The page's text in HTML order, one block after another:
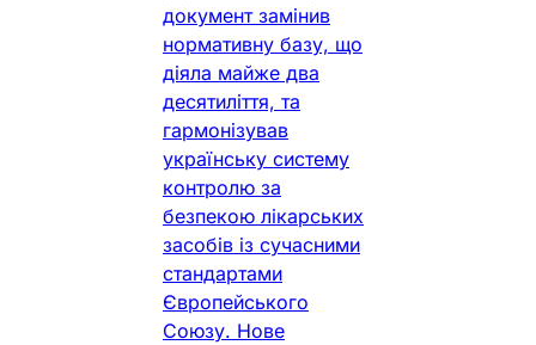
документ замінив
нормативну базу, що
діяла майже два
десятиліття, та
гармонізував
українську систему
контролю за
безпекою лікарських
засобів із сучасними
стандартами
Європейського
Союзу. Нове